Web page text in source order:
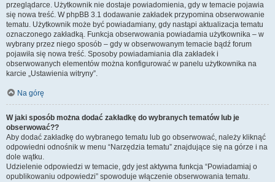
przeglądarce. Użytkownik nie dostaje powiadomienia, gdy w temacie pojawia
się nowa treść. W phpBB 3.1 dodawanie zakładek przypomina obserwowanie
tematu. Użytkownik może być powiadamiany, gdy nastąpi aktualizacja tematu
oznaczonego zakładką. Funkcja obserwowania powiadamia użytkownika – w
wybrany przez niego sposób – gdy w obserwowanym temacie bądź forum
pojawiła się nowa treść. Sposoby powiadamiania dla zakładek i
obserwowanych elementów można konfigurować w panelu użytkownika na
karcie „Ustawienia witryny”.
Na górę
W jaki sposób można dodać zakładkę do wybranych tematów lub je
obserwować??
Aby dodać zakładkę do wybranego tematu lub go obserwować, należy kliknąć
odpowiedni odnośnik w menu “Narzędzia tematu” znajdujące się na górze i na
dole wątku.
Udzielenie odpowiedzi w temacie, gdy jest aktywna funkcja “Powiadamiaj o
opublikowaniu odpowiedzi” spowoduje włączenie obserwowania tematu.